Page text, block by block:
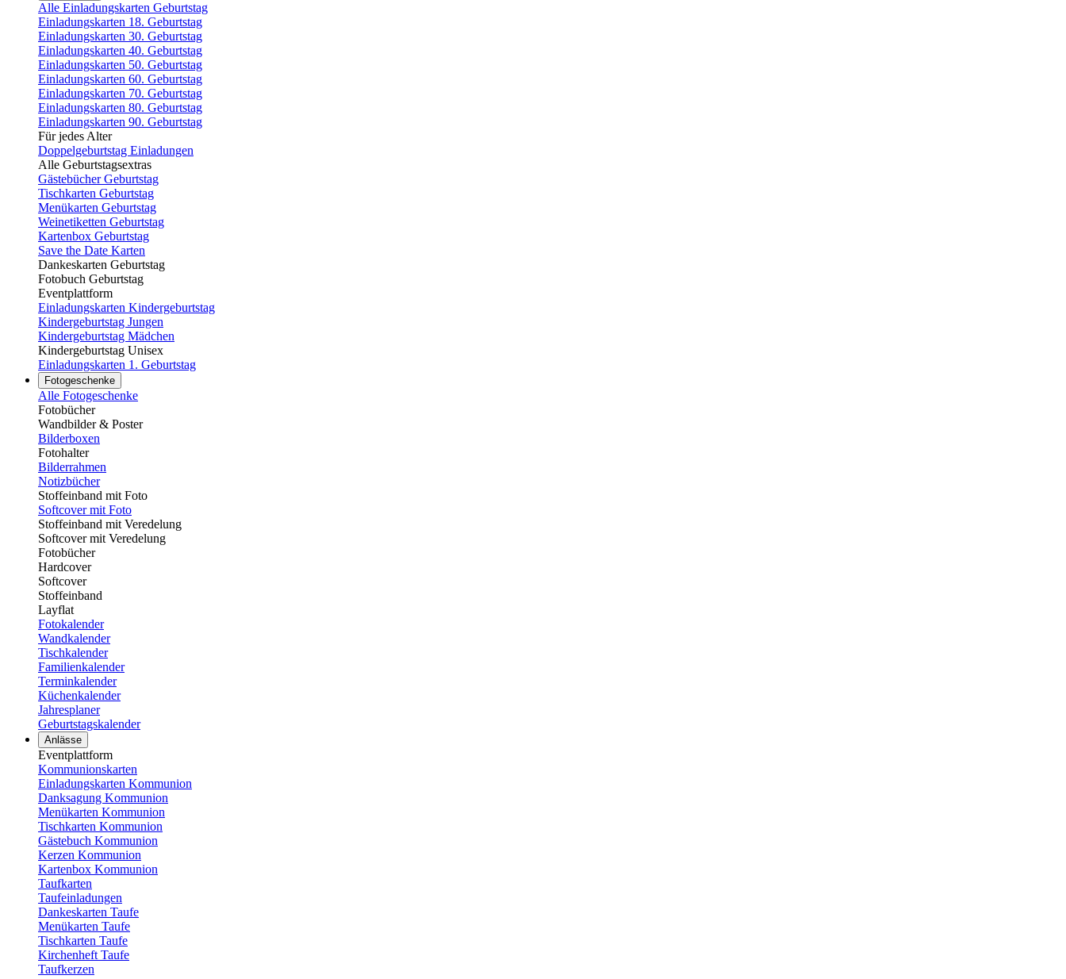
Alle Einladungskarten Geburtstag
Einladungskarten 18. Geburtstag
Einladungskarten 30. Geburtstag
Einladungskarten 40. Geburtstag
Einladungskarten 50. Geburtstag
Einladungskarten 60. Geburtstag
Einladungskarten 70. Geburtstag
Einladungskarten 80. Geburtstag
Einladungskarten 90. Geburtstag
Für jedes Alter
Doppelgeburtstag Einladungen
Alle Geburtstagsextras
Gästebücher Geburtstag
Tischkarten Geburtstag
Menükarten Geburtstag
Weinetiketten Geburtstag
Kartenbox Geburtstag
Save the Date Karten
Dankeskarten Geburtstag
Fotobuch Geburtstag
Eventplattform
Einladungskarten Kindergeburtstag
Kindergeburtstag Jungen
Kindergeburtstag Mädchen
Kindergeburtstag Unisex
Einladungskarten 1. Geburtstag
Fotogeschenke
Alle Fotogeschenke
Fotobücher
Wandbilder & Poster
Bilderboxen
Fotohalter
Bilderrahmen
Notizbücher
Stoffeinband mit Foto
Softcover mit Foto
Stoffeinband mit Veredelung
Softcover mit Veredelung
Fotobücher
Hardcover
Softcover
Stoffeinband
Layflat
Fotokalender
Wandkalender
Tischkalender
Familienkalender
Terminkalender
Küchenkalender
Jahresplaner
Geburtstagskalender
Anlässe
Eventplattform
Kommunionskarten
Einladungskarten Kommunion
Danksagung Kommunion
Menükarten Kommunion
Tischkarten Kommunion
Gästebuch Kommunion
Kerzen Kommunion
Kartenbox Kommunion
Taufkarten
Taufeinladungen
Dankeskarten Taufe
Menükarten Taufe
Tischkarten Taufe
Kirchenheft Taufe
Taufkerzen